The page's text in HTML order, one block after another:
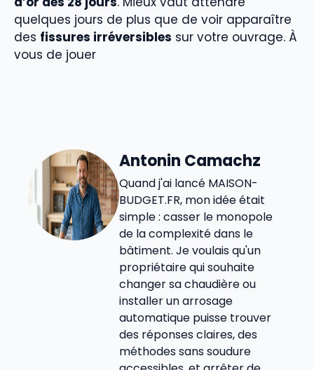
quelques jours de plus que de voir apparaître
des fissures irréversibles sur votre ouvrage. À
vous de jouer
Antonin Camachz
Quand j'ai lancé MAISON-
BUDGET.FR, mon idée était
simple : casser le monopole
de la complexité dans le
bâtiment. Je voulais qu'un
propriétaire qui souhaite
changer sa chaudière ou
installer un arrosage
automatique puisse trouver
des réponses claires, des
méthodes sans soudure